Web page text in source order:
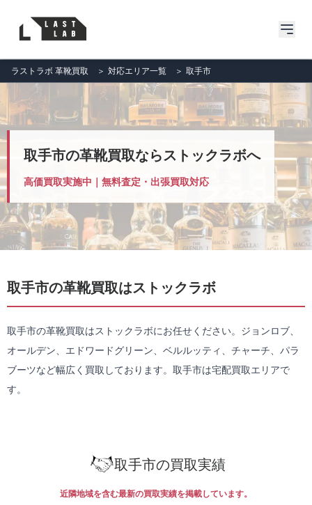
ラストラボ 革靴買取 ＞ 対応エリア一覧 ＞ 取手市
取手市の革靴買取ならストックラボへ
高価買取実施中｜無料査定・出張買取対応
取手市の革靴買取はストックラボ
取手市の革靴買取はストックラボにお任せください。ジョンロブ、
オールデン、エドワードグリーン、ベルルッティ、チャーチ、パラ
ブーツなど幅広く買取しております。取手市は宅配買取エリアで
す。
取手市の買取実績
近隣地域を含む最新の買取実績を掲載しています。